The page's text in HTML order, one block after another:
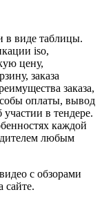
в виде таблицы.
iso,
цену,
заказа
заказа,
оплаты, вывод
в тендере.
каждой
любым
с обзорами
сайте.